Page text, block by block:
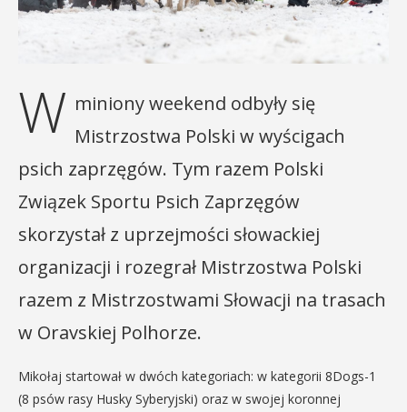
W miniony weekend odbyły się
Mistrzostwa Polski w wyścigach
psich zaprzęgów. Tym razem Polski
Związek Sportu Psich Zaprzęgów
skorzystał z uprzejmości słowackiej
organizacji i rozegrał Mistrzostwa Polski
razem z Mistrzostwami Słowacji na trasach
w Oravskiej Polhorze.
Mikołaj startował w dwóch kategoriach: w kategorii 8Dogs-1
(8 psów rasy Husky Syberyjski) oraz w swojej koronnej